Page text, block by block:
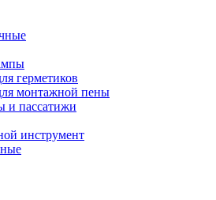
герметиков
монтажной пены
и пассатижи
инструмент